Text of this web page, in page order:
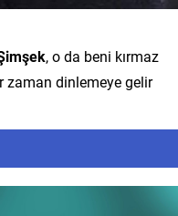
, o da beni kırmaz
zaman dinlemeye gelir